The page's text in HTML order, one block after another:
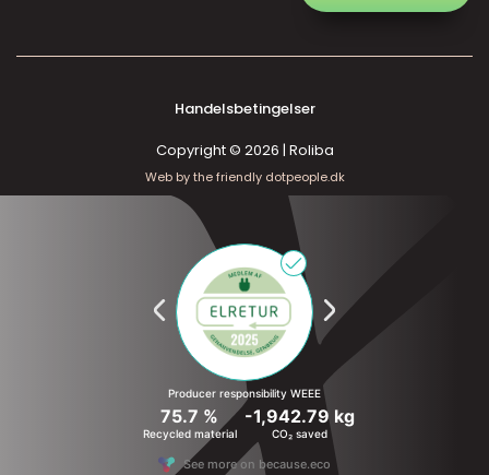
Handelsbetingelser
Copyright © 2026 | Roliba
Web by the friendly dotpeople.dk